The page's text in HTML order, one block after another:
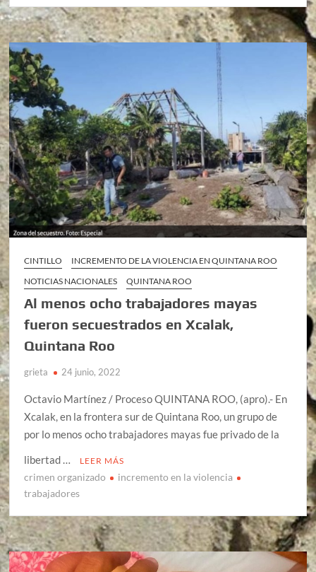
CINTILLO
INCREMENTO DE LA VIOLENCIA EN QUINTANA ROO
NOTICIAS NACIONALES
QUINTANA ROO
Al menos ocho trabajadores mayas
fueron secuestrados en Xcalak,
Quintana Roo
grieta 24 junio, 2022
Octavio Martínez / Proceso QUINTANA ROO, (apro).- En
Xcalak, en la frontera sur de Quintana Roo, un grupo de
por lo menos ocho trabajadores mayas fue privado de la
libertad …
LEER MÁS
crimen organizado
incremento en la violencia
trabajadores